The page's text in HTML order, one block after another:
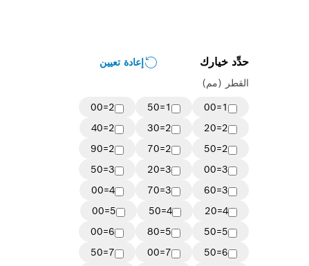
حدِّد خيارك
إعادة تعيين
القطر (مم)
1=00
1=50
2=00
2=20
2=30
2=40
2=50
2=70
2=90
3=00
3=20
3=50
3=60
3=70
4=00
4=20
4=50
5=00
5=50
5=80
6=00
6=50
7=00
7=50